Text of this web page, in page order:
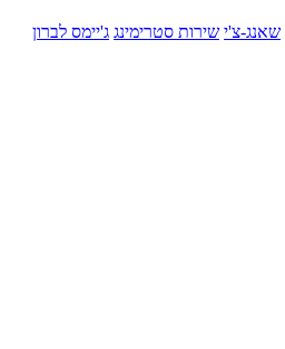
שאנג-צ'י שירות סטרימינג ג'יימס לברון